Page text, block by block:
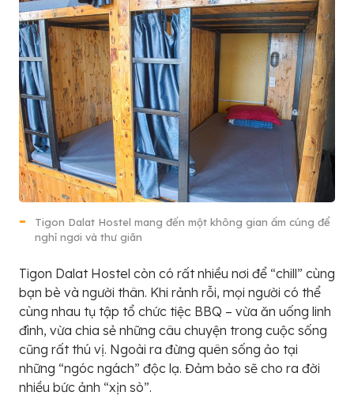
Tigon Dalat Hostel mang đến một không gian ấm cúng để
nghỉ ngơi và thư giãn
Tigon Dalat Hostel còn có rất nhiều nơi để “chill” cùng
bạn bè và người thân. Khi rảnh rỗi, mọi người có thể
cùng nhau tụ tập tổ chức tiệc BBQ – vừa ăn uống linh
đình, vừa chia sẻ những câu chuyện trong cuộc sống
cũng rất thú vị. Ngoài ra đừng quên sống ảo tại
những “ngóc ngách” độc lạ. Đảm bảo sẽ cho ra đời
nhiều bức ảnh “xịn sò”.